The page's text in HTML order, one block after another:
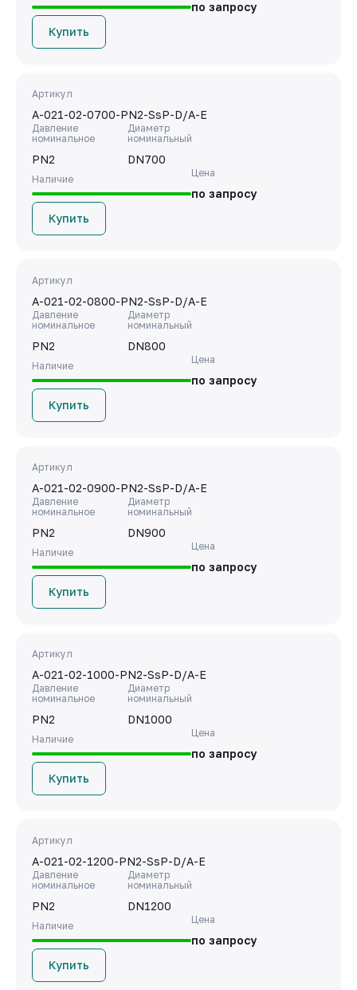
по запросу
Купить
Артикул
A-021-02-0700-PN2-SsP-D/A-E
Давление
номинальное
PN2
Диаметр
номинальный
DN700
Наличие
Цена
по запросу
Купить
Артикул
A-021-02-0800-PN2-SsP-D/A-E
Давление
номинальное
PN2
Диаметр
номинальный
DN800
Наличие
Цена
по запросу
Купить
Артикул
A-021-02-0900-PN2-SsP-D/A-E
Давление
номинальное
PN2
Диаметр
номинальный
DN900
Наличие
Цена
по запросу
Купить
Артикул
A-021-02-1000-PN2-SsP-D/A-E
Давление
номинальное
PN2
Диаметр
номинальный
DN1000
Наличие
Цена
по запросу
Купить
Артикул
A-021-02-1200-PN2-SsP-D/A-E
Давление
номинальное
PN2
Диаметр
номинальный
DN1200
Наличие
Цена
по запросу
Купить